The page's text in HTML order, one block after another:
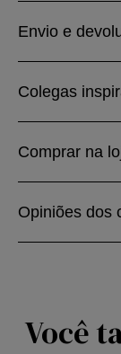
Envio e
Colegas
Comprar na
Opiniões dos
Você